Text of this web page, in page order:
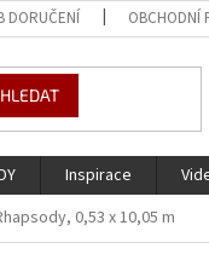
DORUČENÍ OBCHODNÍ
HLEDAT
Inspirace
0,53 x 10,05 m